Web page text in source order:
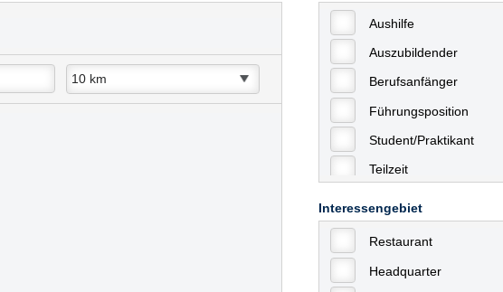
Aushilfe
Auszubildender
Berufsanfänger
Führungsposition
Student/Praktikant
Teilzeit
Interessengebiet
Restaurant
Headquarter